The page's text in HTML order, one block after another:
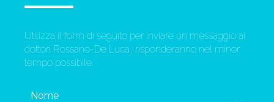
Utilizza il form di seguito per inviare un messaggio ai
dottori Rossano-De Luca, risponderanno nel minor
tempo possibile.
Nome